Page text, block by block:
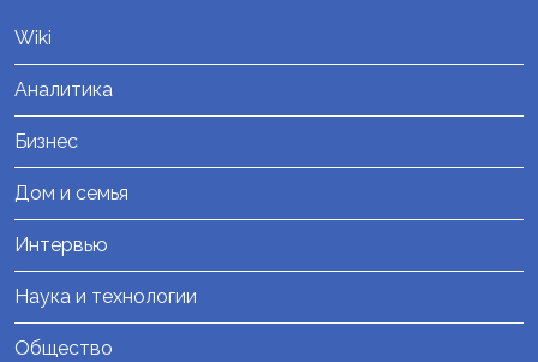
Wiki
Аналитика
Бизнес
Дом и семья
Интервью
Наука и технологии
Общество